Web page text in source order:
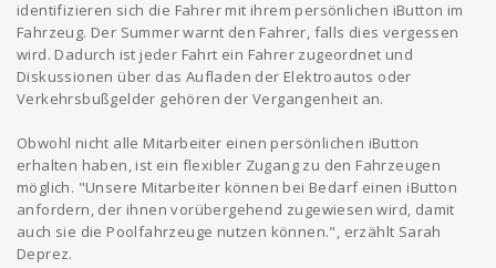
identifizieren sich die Fahrer mit ihrem persönlichen iButton im
Fahrzeug. Der Summer warnt den Fahrer, falls dies vergessen
wird. Dadurch ist jeder Fahrt ein Fahrer zugeordnet und
Diskussionen über das Aufladen der Elektroautos oder
Verkehrsbußgelder gehören der Vergangenheit an.
Obwohl nicht alle Mitarbeiter einen persönlichen iButton
erhalten haben, ist ein flexibler Zugang zu den Fahrzeugen
möglich. "Unsere Mitarbeiter können bei Bedarf einen iButton
anfordern, der ihnen vorübergehend zugewiesen wird, damit
auch sie die Poolfahrzeuge nutzen können.", erzählt Sarah
Deprez.